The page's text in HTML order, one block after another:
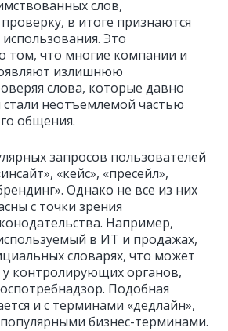
слов,
в итоге признаются
Это
том, что многие компании и
излишнюю
слова, которые давно
неотъемлемой частью
общения.
запросов пользователей
«кейс», «пресейл»,
Однако не все из них
с точки зрения
Например,
в ИТ и продажах,
словарях, что может
контролирующих органов,
Подобная
и с терминами «дедлайн»,
бизнес-терминами.